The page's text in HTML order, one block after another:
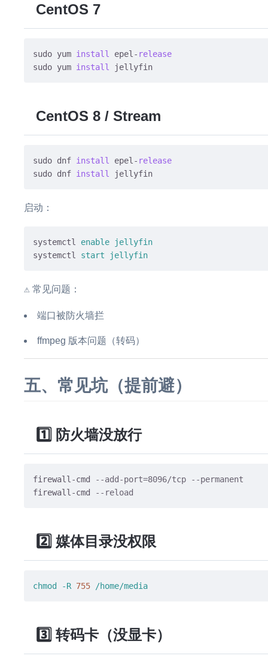
CentOS 7
sudo yum install epel- release
sudo yum install
CentOS 8 / Stream
sudo dnf install epel- release
sudo dnf install
启动：
systemctl enable jellyfin
systemctl
start jellyfin
⚠️ 常见问题：
端口被防火墙拦
ffmpeg 版本问题（转码）
五、常见坑（提前避）
1️⃣ 防火墙没放行
firewall-cmd
--add-port=8096/tcp --permanent
firewall-cmd
--reload
2️⃣ 媒体目录没权限
chmod -R 755 /home/media
3️⃣ 转码卡（没显卡）